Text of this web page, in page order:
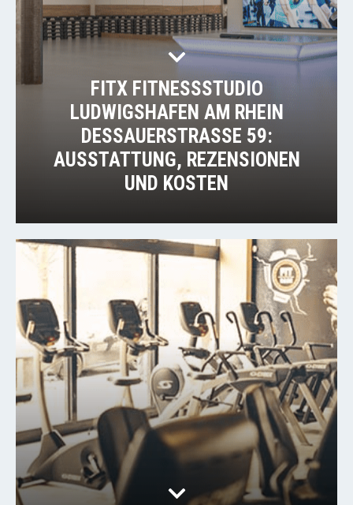
FITX FITNESSSTUDIO
LUDWIGSHAFEN AM RHEIN
DESSAUERSTRASSE 59: A
USSTATTUNG, REZENSIONEN U
ND KOSTEN